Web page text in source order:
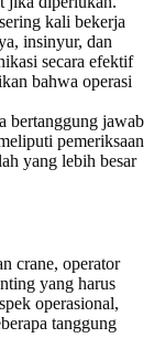
kali bekerja
insinyur, dan
secara efektif
bahwa operasi
bertanggung jawab
pemeriksaan
yang lebih besar
crane, operator
yang harus
operasional,
tanggung